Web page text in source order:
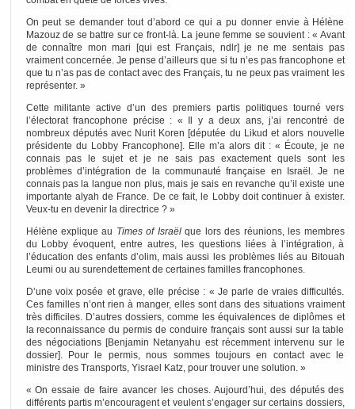
On peut se demander tout d’abord ce qui a pu donner envie à Hélène
Mazouz de se battre sur ce front-là. La jeune femme se souvient : « Avant
de connaître mon mari [qui est Français, ndlr] je ne me sentais pas
vraiment concernée. Je pense d’ailleurs que si tu n’es pas francophone et
que tu n’as pas de contact avec des Français, tu ne peux pas vraiment les
représenter. »
Cette militante active d’un des premiers partis politiques tourné vers
l’électorat francophone précise : « Il y a deux ans, j’ai rencontré de
nombreux députés avec Nurit Koren [députée du Likud et alors nouvelle
présidente du Lobby Francophone]. Elle m’a alors dit : « Écoute, je ne
connais pas le sujet et je ne sais pas exactement quels sont les
problèmes d’intégration de la communauté française en Israël. Je ne
connais pas la langue non plus, mais je sais en revanche qu’il existe une
importante alyah de France. De ce fait, le Lobby doit continuer à exister.
Veux-tu en devenir la directrice ? »
Hélène explique au Times of Israëlque lors des réunions, les membres
du Lobby évoquent, entre autres, les questions liées à l’intégration, à
l’éducation des enfants d’olim, mais aussi les problèmes liés au Bitouah
Leumi ou au surendettement de certaines familles francophones.
D’une voix posée et grave, elle précise : « Je parle de vraies difficultés.
Ces familles n’ont rien à manger, elles sont dans des situations vraiment
très difficiles. D’autres dossiers, comme les équivalences de diplômes et
la reconnaissance du permis de conduire français sont aussi sur la table
des négociations [Benjamin Netanyahu est récemment intervenu sur le
dossier]. Pour le permis, nous sommes toujours en contact avec le
ministre des Transports, Yisrael Katz, pour trouver une solution. »
« On essaie de faire avancer les choses. Aujourd’hui, des députés des
différents partis m’encouragent et veulent s’engager sur certains dossiers,